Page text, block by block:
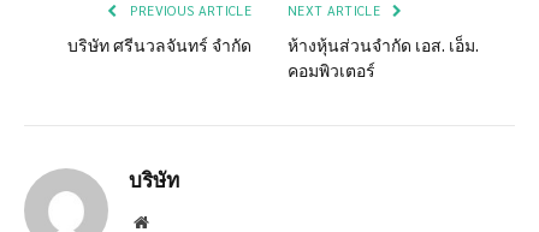
PREVIOUS ARTICLE
บริษัท ศรีนวลจันทร์ จำกัด
NEXT ARTICLE
ห้างหุ้นส่วนจำกัด เอส. เอ็ม.
คอมพิวเตอร์
บริษัท
Website